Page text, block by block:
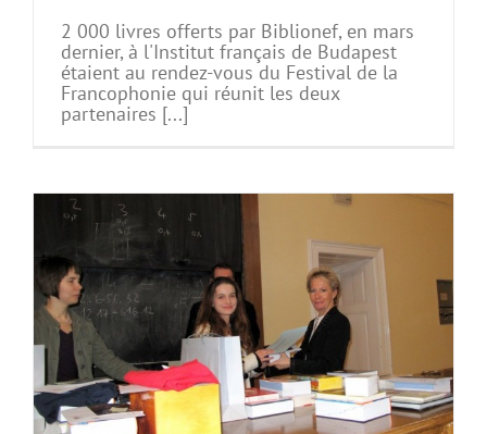
2 000 livres offerts par Biblionef, en mars
dernier, à l'Institut français de Budapest
étaient au rendez-vous du Festival de la
Francophonie qui réunit les deux
partenaires [...]